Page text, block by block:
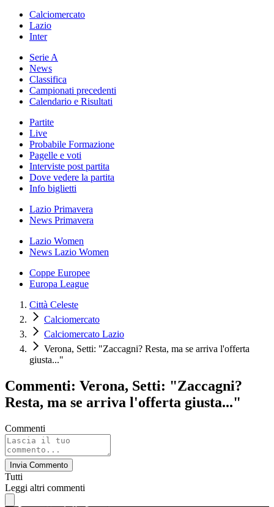
Calciomercato
Lazio
Inter
Serie A
News
Classifica
Campionati precedenti
Calendario e Risultati
Partite
Live
Probabile Formazione
Pagelle e voti
Interviste post partita
Dove vedere la partita
Info biglietti
Lazio Primavera
News Primavera
Lazio Women
News Lazio Women
Coppe Europee
Europa League
Città Celeste
Calciomercato
Calciomercato Lazio
Verona, Setti: "Zaccagni? Resta, ma se arriva l'offerta
giusta..."
Commenti: Verona, Setti: "Zaccagni?
Resta, ma se arriva l'offerta giusta..."
Commenti
Invia Commento
Tutti
Leggi altri commenti